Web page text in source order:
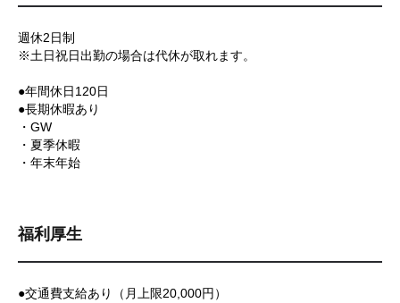
週休2日制
※土日祝日出勤の場合は代休が取れます。
●年間休日120日
●長期休暇あり
・GW
・夏季休暇
・年末年始
福利厚生
●交通費支給あり（月上限20,000円）